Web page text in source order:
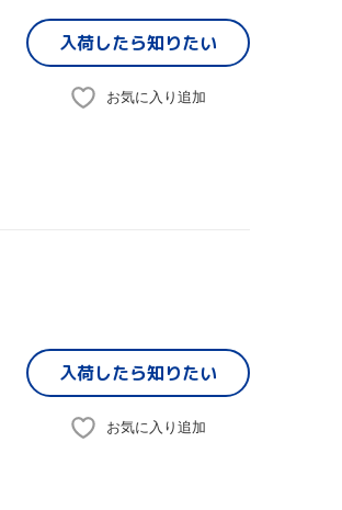
入荷したら知りたい
お気に入り追加
入荷したら知りたい
お気に入り追加